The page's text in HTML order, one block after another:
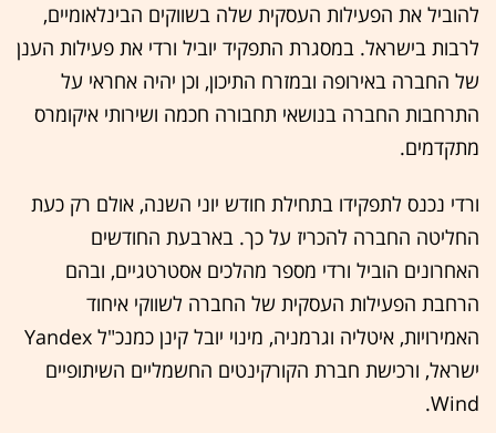
להוביל את הפעילות העסקית שלה בשווקים הבינלאומיים,
לרבות בישראל. במסגרת התפקיד יוביל ורדי את פעילות הענן
של החברה באירופה ובמזרח התיכון, וכן יהיה אחראי על
התרחבות החברה בנושאי תחבורה חכמה ושירותי איקומרס
מתקדמים.
ורדי נכנס לתפקידו בתחילת חודש יוני השנה, אולם רק כעת
החליטה החברה להכריז על כך. בארבעת החודשים
האחרונים הוביל ורדי מספר מהלכים אסטרטגיים, ובהם
הרחבת הפעילות העסקית של החברה לשווקי איחוד
האמירויות, איטליה וגרמניה, מינוי יובל קינן כמנכ"ל Yandex
ישראל, ורכישת חברת הקורקינטים החשמליים השיתופיים
Wind.